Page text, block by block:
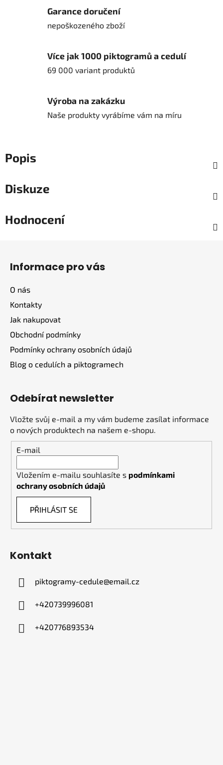
Garance doručení
nepoškozeného zboží
Více jak 1000 piktogramů a cedulí
69 000 variant produktů
Výroba na zakázku
Naše produkty vyrábíme vám na míru
Popis
Diskuze
Hodnocení
Informace pro vás
O nás
Kontakty
Jak nakupovat
Obchodní podmínky
Podmínky ochrany osobních údajů
Blog o cedulích a piktogramech
Odebírat newsletter
Vložte svůj e-mail a my vám budeme zasílat informace
o nových produktech na našem e-shopu.
E-mail
Vložením e-mailu souhlasíte s podmínkami
ochrany osobních údajů
PŘIHLÁSIT SE
Kontakt
piktogramy-cedule@email.cz
+420739996081
+420776893534